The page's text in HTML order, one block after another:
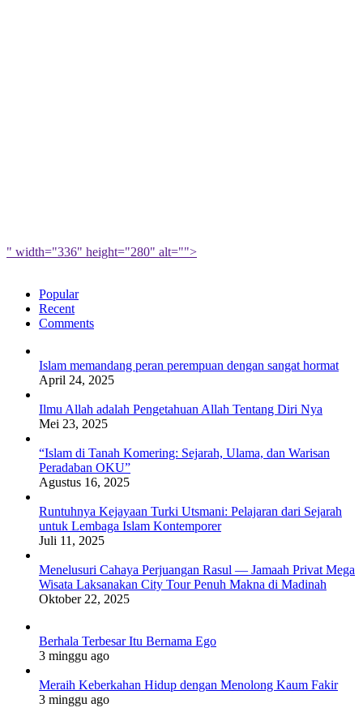
" width="336" height="280" alt="">
Popular
Recent
Comments
Islam memandang peran perempuan dengan sangat hormat
April 24, 2025
Ilmu Allah adalah Pengetahuan Allah Tentang Diri Nya
Mei 23, 2025
“Islam di Tanah Komering: Sejarah, Ulama, dan Warisan
Peradaban OKU”
Agustus 16, 2025
Runtuhnya Kejayaan Turki Utsmani: Pelajaran dari Sejarah
untuk Lembaga Islam Kontemporer
Juli 11, 2025
Menelusuri Cahaya Perjuangan Rasul — Jamaah Privat Mega
Wisata Laksanakan City Tour Penuh Makna di Madinah
Oktober 22, 2025
Berhala Terbesar Itu Bernama Ego
3 minggu ago
Meraih Keberkahan Hidup dengan Menolong Kaum Fakir
3 minggu ago